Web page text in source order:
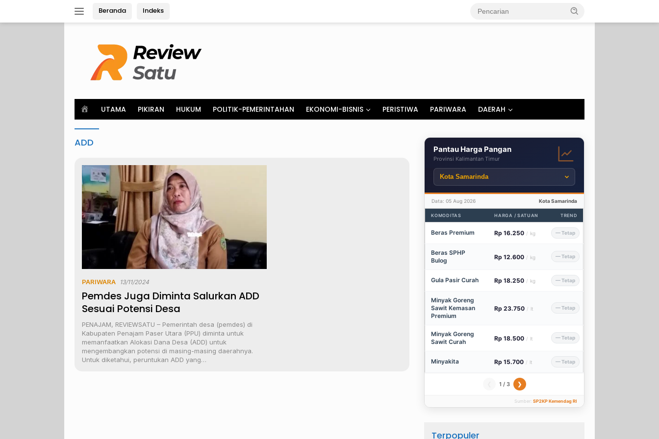
Beranda Indeks
o
m
UTAMA PIKIRAN HUKUM POLITIK-PEMERINTAHAN EKONOMI-BISNIS PERISTIWA PARIWARA DAERAH
ADD
PARIWARA 13/11/2024
Pemdes Juga Diminta Salurkan ADD
Sesuai Potensi Desa
PENAJAM, REVIEWSATU – Pemerintah desa (pemdes) di
Kabupaten Penajam Paser Utara (PPU) diminta untuk
memanfaatkan Alokasi Dana Desa (ADD) untuk
mengembangkan potensi di masing-masing daerahnya.
Untuk diketahui, peruntukan ADD yang…
Pantau Harga Pangan
Provinsi Kalimantan Timur
Data: 05 Aug 2026 Kota Samarinda
KOMODITAS HARGA / SATUAN TREND
Beras Premium Rp 16.250 / kg — Tetap
Beras SPHP
Bulog
Rp 12.600 / kg — Tetap
Gula Pasir Curah Rp 18.250 / kg — Tetap
Minyak Goreng
Sawit Kemasan
Premium
Rp 23.750 / lt — Tetap
Minyak Goreng
Sawit Curah
Rp 18.500 / lt — Tetap
Minyakita Rp 15.700 / lt — Tetap
1 / 3 ❯
Sumber: SP2KP Kemendag RI
Terpopuler